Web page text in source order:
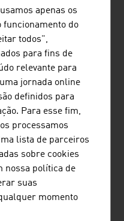
(ADA)
da Áustria
for
Europeus e
apenas os
funcionamento do
todos",
para fins de
relevante para
jornada online
definidos para
Para esse fim,
processamos
lista de parceiros
sobre cookies
nossa política de
suas
momento